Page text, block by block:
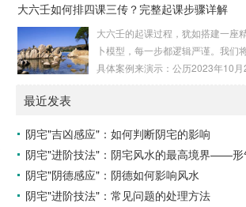
无名指根部，属木，六合，主数5、
吉。空亡：位于中指根部，属土，
会如鱼得水，运势冲天；而有些人则
与需求八字讲究五行平衡与“喜用神
神就是那个能对你的命局起到最好
助作用的五行。2026年丙午，是火
天降神助，运势自然一飞冲天。八字
中“忌火”的人...
大六壬如何排四课三传？完整起课步骤详解
大六壬的起课过程，犹如搭建一座
卜模型，每一步都逻辑严谨。我们
具体案例来演示：公历2023年10
体现状的基石。三传：事物发展、演
个核心过程（发用、移易、归计）
演事态发展的主线。你需要：一张空
地盘（内含十二地支）、月将、当天
最近发表
阴宅"吉凶感应"：如何判断阴宅的影响
阴宅"进阶技法"：阴宅风水的最高境界——形
阴宅"阴德感应"：阴德如何影响风水
阴宅"进阶技法"：常见问题的处理方法